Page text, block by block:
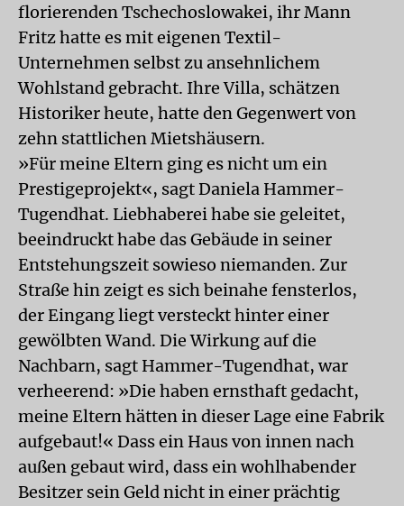
florierenden Tschechoslowakei, ihr Mann
Fritz hatte es mit eigenen Textil-
Unternehmen selbst zu ansehnlichem
Wohlstand gebracht. Ihre Villa, schätzen
Historiker heute, hatte den Gegenwert von
zehn stattlichen Mietshäusern.
»Für meine Eltern ging es nicht um ein
Prestigeprojekt«, sagt Daniela Hammer-
Tugendhat. Liebhaberei habe sie geleitet,
beeindruckt habe das Gebäude in seiner
Entstehungszeit sowieso niemanden. Zur
Straße hin zeigt es sich beinahe fensterlos,
der Eingang liegt versteckt hinter einer
gewölbten Wand. Die Wirkung auf die
Nachbarn, sagt Hammer-Tugendhat, war
verheerend: »Die haben ernsthaft gedacht,
meine Eltern hätten in dieser Lage eine Fabrik
aufgebaut!« Dass ein Haus von innen nach
außen gebaut wird, dass ein wohlhabender
Besitzer sein Geld nicht in einer prächtig